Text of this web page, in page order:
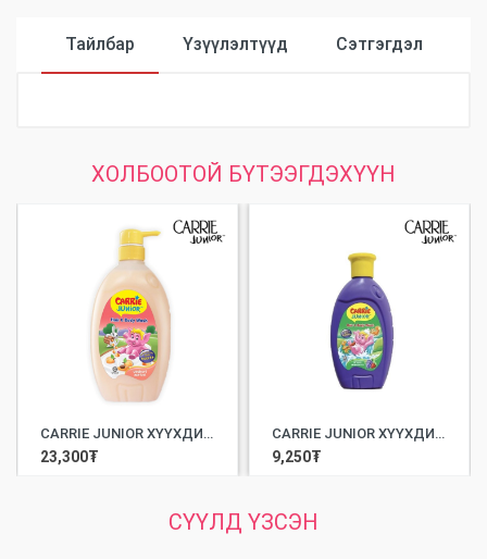
Тайлбар Үзүүлэлтүүд Сэтгэгдэл
ХОЛБООТОЙ БҮТЭЭГДЭХҮҮН
CARRIE JUNIOR ХҮҮХДИЙН ҮС БОЛОН БИЕ УГААГЧ ШИНГЭН САВАН APRICOT YOUGURT /700ML/
23,300₮
CARRIE JUNIOR ХҮҮХДИЙН ҮС БОЛОН БИЕ УГААГЧ ШИНГЭН САВАН GROOVY GRAPEBERRY /280МЛ/
9,250₮
СҮҮЛД ҮЗСЭН